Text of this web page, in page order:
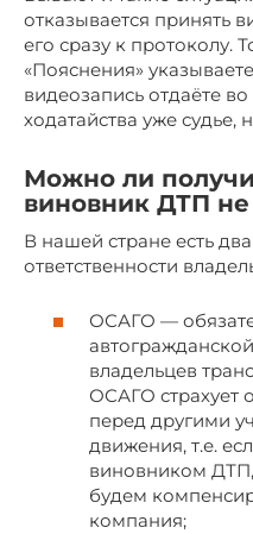
отказывается принять
его сразу к протоколу.
«Пояснения»
видеозапись отдаёте
ходатайства уже
Можно ли
виновник ДТП не
В нашей стране есть
ответственности
ОСАГО —
владельцев
ОСАГО страхует
перед другими
движения, т.е.
виновником
будем
компания;